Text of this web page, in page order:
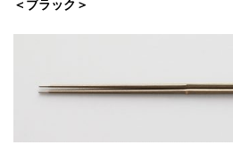
＜ブラック＞